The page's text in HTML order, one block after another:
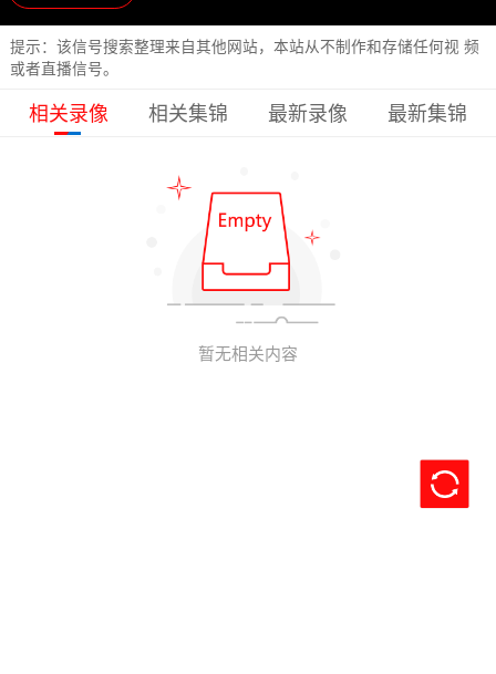
提示：该信号搜索整理来自其他网站，本站从不制作和存储任何视 频
或者直播信号。
相关录像 相关集锦 最新录像 最新集锦
暂无相关内容